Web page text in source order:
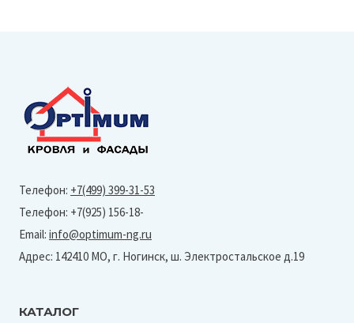
Серый
дым
Телефон: +7(499) 399-31-53
Телефон: +7(925) 156-18-
Email: info@optimum-ng.ru
Адрес: 142410 МО, г. Ногинск, ш. Электростальское д.19
КАТАЛОГ